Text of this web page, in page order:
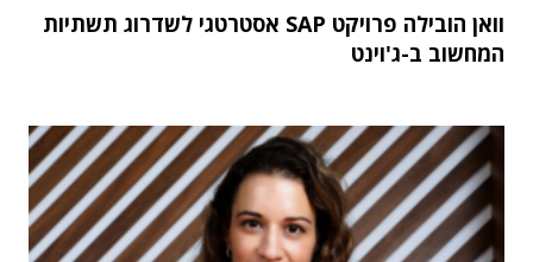
וואן הובילה פרויקט SAP אסטרטגי לשדרוג תשתיות
המחשוב ב-ג'וינט